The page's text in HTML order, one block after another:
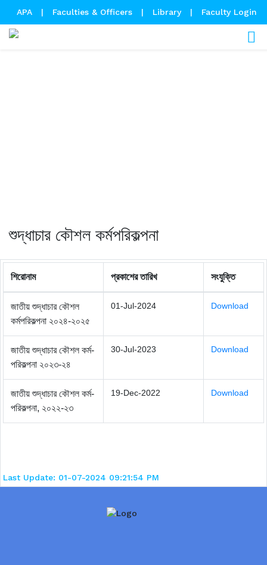
APA | Faculties & Officers | Library | Faculty Login
শুদ্ধাচার কৌশল কর্মপরিকল্পনা
শিরোনাম প্রকাশের তারিখ সংযুক্তি
জাতীয় শুদ্ধাচার কৌশল
কর্মপরিকল্পনা ২০২৪-২০২৫
01-Jul-2024 Download
জাতীয় শুদ্ধাচার কৌশল কর্ম-
পরিকল্পনা ২০২৩-২৪
30-Jul-2023 Download
জাতীয় শুদ্ধাচার কৌশল কর্ম-
পরিকল্পনা, ২০২২-২৩
19-Dec-2022 Download
Last Update: 01-07-2024 09:21:54 PM